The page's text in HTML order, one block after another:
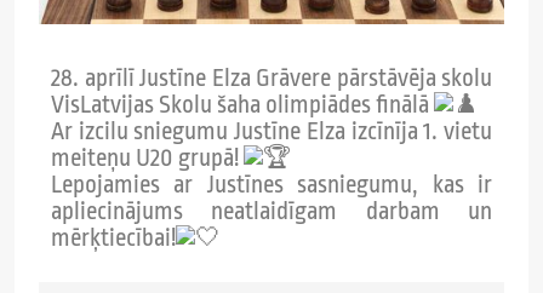
28. aprīlī Justīne Elza Grāvere pārstāvēja skolu
VisLatvijas Skolu šaha olimpiādes finālā
Ar izcilu sniegumu Justīne Elza izcīnīja 1. vietu
meiteņu U20 grupā!
Lepojamies ar Justīnes sasniegumu, kas ir
apliecinājums neatlaidīgam darbam un
mērķtiecībai!